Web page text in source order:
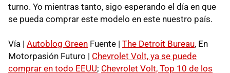
turno. Yo mientras tanto, sigo esperando el día en que
se pueda comprar este modelo en este nuestro país.
Vía | Autoblog Green Fuente | The Detroit Bureau, En
Motorpasión Futuro | Chevrolet Volt, ya se puede
comprar en todo EEUU; Chevrolet Volt, Top 10 de los